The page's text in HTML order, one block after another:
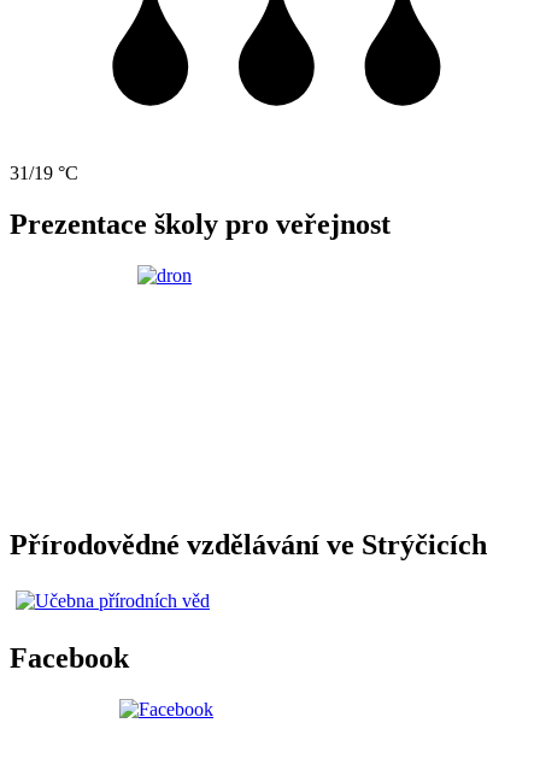
31/19 °C
Prezentace školy pro veřejnost
Přírodovědné vzdělávání ve Strýčicích
Facebook